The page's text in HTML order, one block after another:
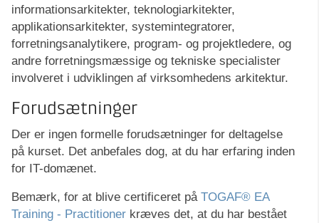
informationsarkitekter, teknologiarkitekter,
applikationsarkitekter, systemintegratorer,
forretningsanalytikere, program- og projektledere, og
andre forretningsmæssige og tekniske specialister
involveret i udviklingen af virksomhedens arkitektur.
Forudsætninger
Der er ingen formelle forudsætninger for deltagelse
på kurset. Det anbefales dog, at du har erfaring inden
for IT-domænet.
Bemærk, for at blive certificeret på TOGAF® EA
Training - Practitioner kræves det, at du har bestået